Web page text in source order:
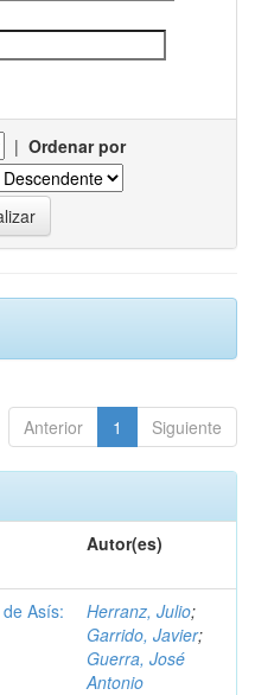
| Ordenar por
Anterior 1 Siguiente
Autor(es)
Asís:
Herranz, Julio;
Garrido, Javier;
Guerra, José
Antonio